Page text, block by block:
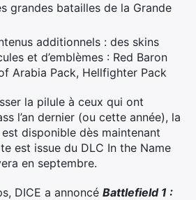
grandes batailles de la Grande
additionnels : des skins
et d’emblèmes : Red Baron
Arabia Pack, Hellfighter Pack
la pilule à ceux qui ont
l’an dernier (ou cette année), la
disponible dès maintenant
est issue du DLC In the Name
en septembre.
DICE a annoncé Battlefield 1 :